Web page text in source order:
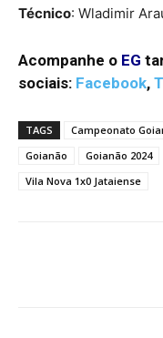
Técnico: Wladimir
Acompanhe o EG
sociais: Facebook,
TAGS Campeonato
Goianão
Goianão 2024
Vila Nova 1x0 Jataiense